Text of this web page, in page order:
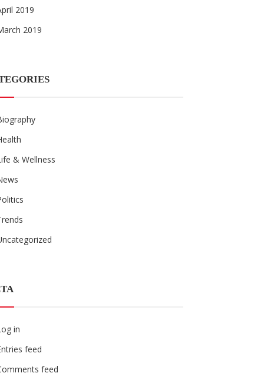
2019
2019
& Wellness
in
feed
feed